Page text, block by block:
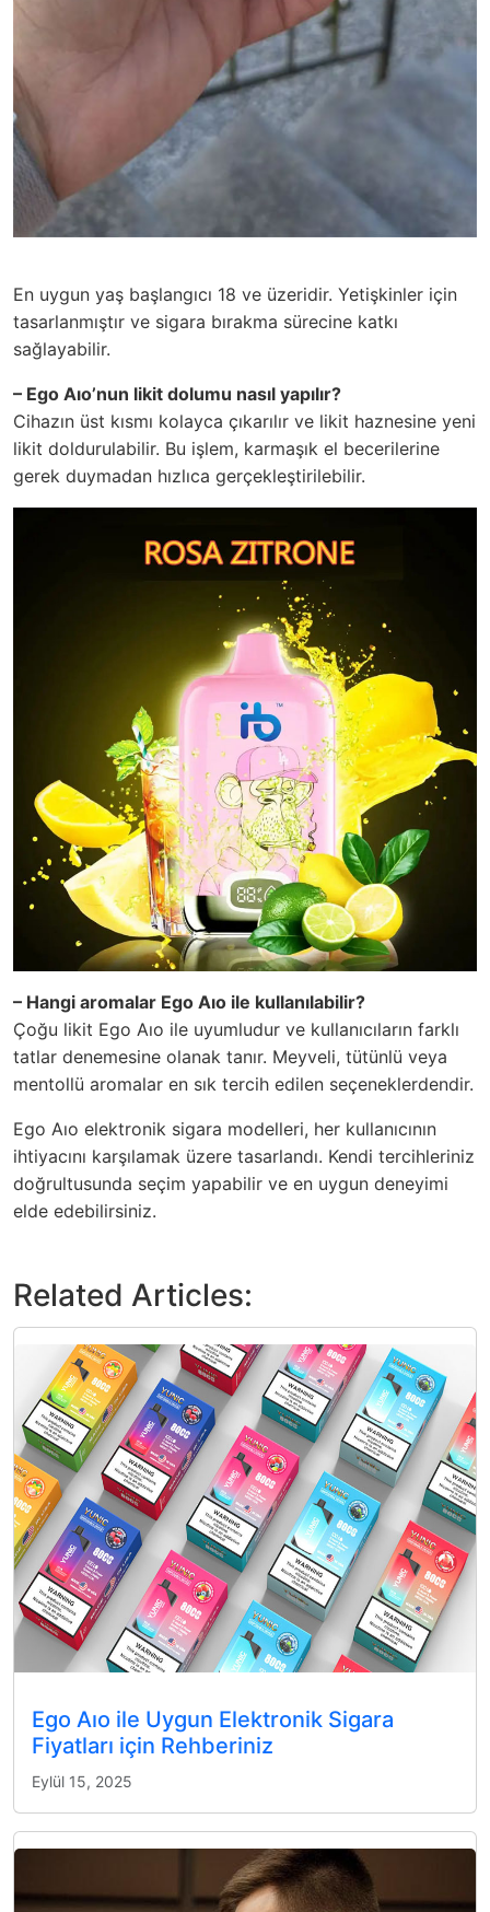
En uygun yaş başlangıcı 18 ve üzeridir. Yetişkinler için
tasarlanmıştır ve sigara bırakma sürecine katkı
sağlayabilir.
– Ego Aıo’nun likit dolumu nasıl yapılır?
Cihazın üst kısmı kolayca çıkarılır ve likit haznesine yeni
likit doldurulabilir. Bu işlem, karmaşık el becerilerine
gerek duymadan hızlıca gerçekleştirilebilir.
– Hangi aromalar Ego Aıo ile kullanılabilir?
Çoğu likit Ego Aıo ile uyumludur ve kullanıcıların farklı
tatlar denemesine olanak tanır. Meyveli, tütünlü veya
mentollü aromalar en sık tercih edilen seçeneklerdendir.
Ego Aıo elektronik sigara modelleri, her kullanıcının
ihtiyacını karşılamak üzere tasarlandı. Kendi tercihleriniz
doğrultusunda seçim yapabilir ve en uygun deneyimi
elde edebilirsiniz.
Related Articles:
Ego Aıo ile Uygun Elektronik Sigara
Fiyatları için Rehberiniz
Eylül 15, 2025